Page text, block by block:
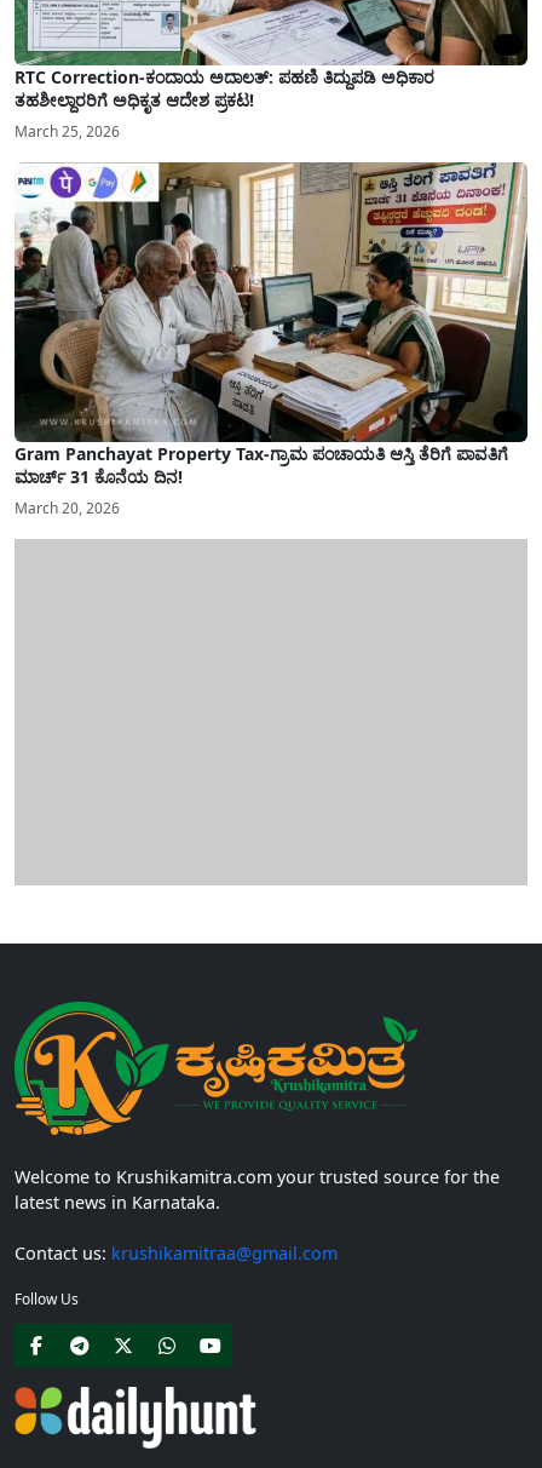
RTC Correction-ಕಂದಾಯ ಅದಾಲತ್: ಪಹಣಿ ತಿದ್ದುಪಡಿ ಅಧಿಕಾರ
ತಹಶೀಲ್ದಾರರಿಗೆ ಅಧಿಕೃತ ಆದೇಶ ಪ್ರಕಟ!
March 25, 2026
Gram Panchayat Property Tax-ಗ್ರಾಮ ಪಂಚಾಯತಿ ಆಸ್ತಿ ತೆರಿಗೆ ಪಾವತಿಗೆ
ಮಾರ್ಚ್ 31 ಕೊನೆಯ ದಿನ!
March 20, 2026
Welcome to Krushikamitra.com your trusted source for the
latest news in Karnataka.
Contact us: krushikamitraa@gmail.com
Follow Us